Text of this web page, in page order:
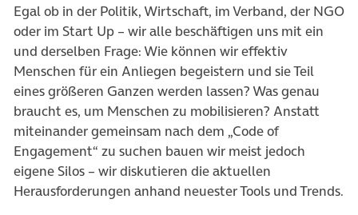
Egal ob in der Politik, Wirtschaft, im Verband, der NGO
oder im Start Up – wir alle beschäftigen uns mit ein
und derselben Frage: Wie können wir effektiv
Menschen für ein Anliegen begeistern und sie Teil
eines größeren Ganzen werden lassen? Was genau
braucht es, um Menschen zu mobilisieren? Anstatt
miteinander gemeinsam nach dem „Code of
Engagement“ zu suchen bauen wir meist jedoch
eigene Silos – wir diskutieren die aktuellen
Herausforderungen anhand neuester Tools und Trends.